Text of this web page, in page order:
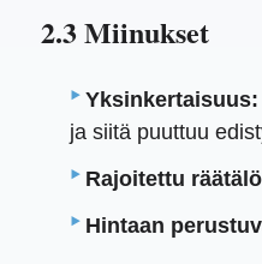
2.3 Miinukset
Yksinkertaisuus:
ja siitä puuttuu
Rajoitettu
Hintaan